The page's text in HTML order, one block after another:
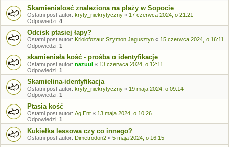
Skamienialosć znaleziona na plaży w Sopocie
Ostatni post autor: kryty_niekrytyczny « 17 czerwca 2024, o 21:21
Odpowiedzi: 4
Odcisk ptasiej łapy?
Ostatni post autor: Kriolofozaur Szymon Jagusztyn « 15 czerwca 2024, o 16:11
Odpowiedzi: 1
skamieniała kość - prośba o identyfikacje
Ostatni post autor: nazuul « 13 czerwca 2024, o 12:11
Odpowiedzi: 1
Skamielina-identyfikacja
Ostatni post autor: kryty_niekrytyczny « 19 maja 2024, o 09:14
Odpowiedzi: 1
Ptasia kość
Ostatni post autor: Ag.Ent « 13 maja 2024, o 10:26
Odpowiedzi: 1
Kukiełka lessowa czy co innego?
Ostatni post autor: Dimetrodon2 « 5 maja 2024, o 16:15